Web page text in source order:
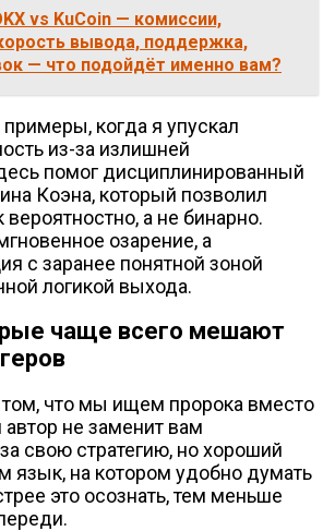
vs KuCoin — комиссии,
вывода, поддержка,
— что подойдёт именно вам?
когда я упускал
из-за излишней
помог дисциплинированный
Коэна, который позволил
вероятностно, а не бинарно.
озарение, а
с заранее понятной зоной
логикой выхода.
чаще всего мешают
что мы ищем пророка вместо
не заменит вам
свою стратегию, но хороший
язык, на котором удобно думать
это осознать, тем меньше